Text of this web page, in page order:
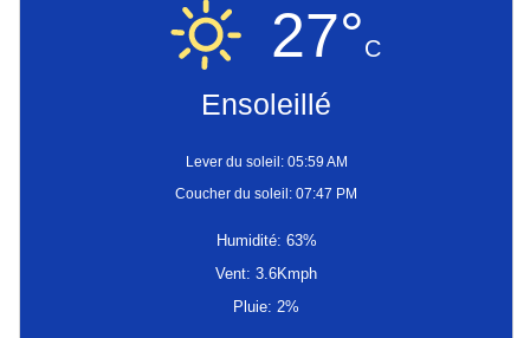
27°C
Ensoleillé
Lever du soleil: 05:59 AM
Coucher du soleil: 07:47 PM
Humidité: 63%
Vent: 3.6Kmph
Pluie: 2%